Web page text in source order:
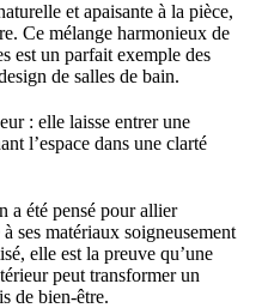
et apaisante à la pièce,
Ce mélange harmonieux de
est un parfait exemple des
de salles de bain.
: elle laisse entrer une
l’espace dans une clarté
a été pensé pour allier
ses matériaux soigneusement
elle est la preuve qu’une
peut transformer un
de bien-être.